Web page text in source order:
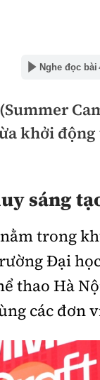
Hàng hải
Đường sắt đô
Mời thầu -
Thi viết về
Thể thao
Bóng đá
Nghe đọc bài
khởi
sáng
trong
Đại
thao Hà
các đơn